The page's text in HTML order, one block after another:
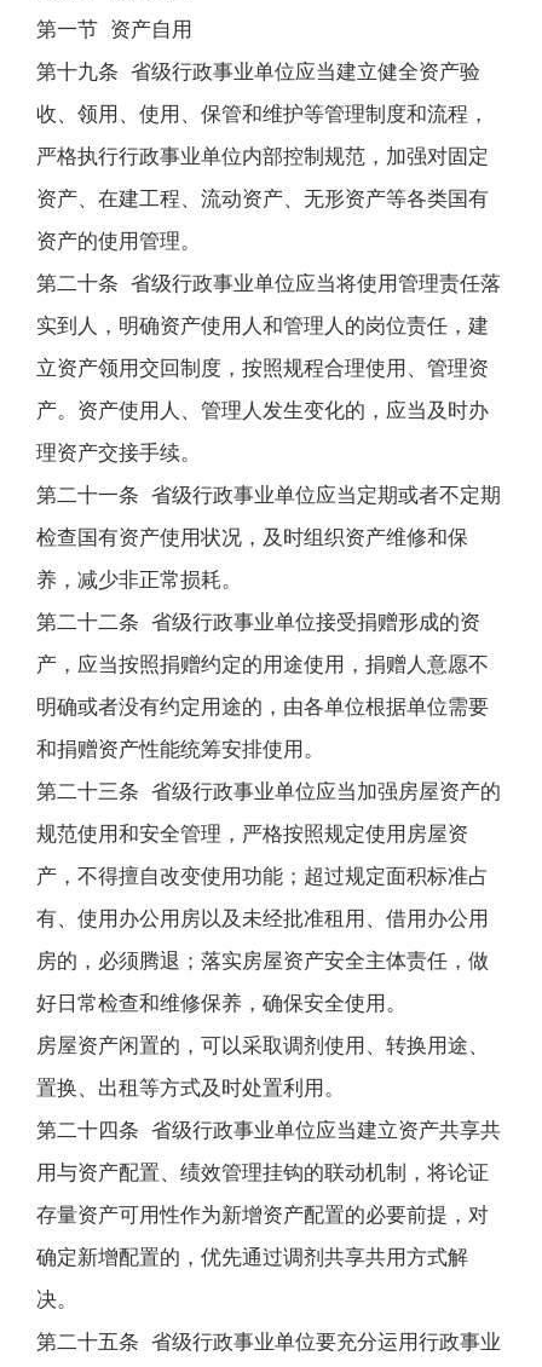
第一节 资产自用
第十九条 省级行政事业单位应当建立健全资产验
收、领用、使用、保管和维护等管理制度和流程，
严格执行行政事业单位内部控制规范，加强对固定
资产、在建工程、流动资产、无形资产等各类国有
资产的使用管理。
第二十条 省级行政事业单位应当将使用管理责任落
实到人，明确资产使用人和管理人的岗位责任，建
立资产领用交回制度，按照规程合理使用、管理资
产。资产使用人、管理人发生变化的，应当及时办
理资产交接手续。
第二十一条 省级行政事业单位应当定期或者不定期
检查国有资产使用状况，及时组织资产维修和保
养，减少非正常损耗。
第二十二条 省级行政事业单位接受捐赠形成的资
产，应当按照捐赠约定的用途使用，捐赠人意愿不
明确或者没有约定用途的，由各单位根据单位需要
和捐赠资产性能统筹安排使用。
第二十三条 省级行政事业单位应当加强房屋资产的
规范使用和安全管理，严格按照规定使用房屋资
产，不得擅自改变使用功能；超过规定面积标准占
有、使用办公用房以及未经批准租用、借用办公用
房的，必须腾退；落实房屋资产安全主体责任，做
好日常检查和维修保养，确保安全使用。
房屋资产闲置的，可以采取调剂使用、转换用途、
置换、出租等方式及时处置利用。
第二十四条 省级行政事业单位应当建立资产共享共
用与资产配置、绩效管理挂钩的联动机制，将论证
存量资产可用性作为新增资产配置的必要前提，对
确定新增配置的，优先通过调剂共享共用方式解
决。
第二十五条 省级行政事业单位要充分运用行政事业